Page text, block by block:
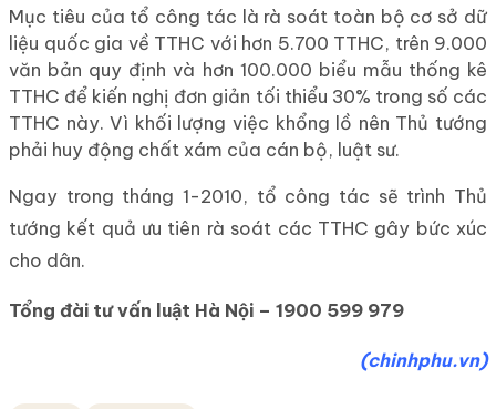
Mục tiêu của tổ công tác là rà soát toàn bộ cơ sở dữ
liệu quốc gia về TTHC với hơn 5.700 TTHC, trên 9.000
văn bản quy định và hơn 100.000 biểu mẫu thống kê
TTHC để kiến nghị đơn giản tối thiểu 30% trong số các
TTHC này. Vì khối lượng việc khổng lồ nên Thủ tướng
phải huy động chất xám của cán bộ, luật sư.
Ngay trong tháng 1-2010, tổ công tác sẽ trình Thủ
tướng kết quả ưu tiên rà soát các TTHC gây bức xúc
cho dân.
Tổng đài tư vấn luật Hà Nội – 1900 599 979
(chinhphu.vn)